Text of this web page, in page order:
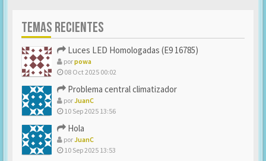
TEMAS RECIENTES
Luces LED Homologadas (E9 16785)
porpowa
08 Oct 2025 00:02
Problema central climatizador
porJuanC
10 Sep 2025 13:56
Hola
porJuanC
10 Sep 2025 13:53